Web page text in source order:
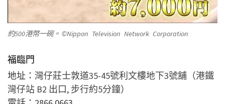
約500港幣一碗。 ©Nippon Television Network Corporation
福臨門
地址： 灣仔莊士敦道35-45號利文樓地下3號舖（港鐵
灣仔站 B2 出口, 步行約5分鐘）